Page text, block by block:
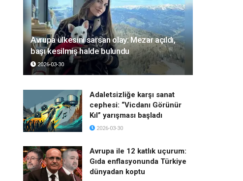
Avrupa ülkesini sarsan olay: Mezar açıldı,
başı kesilmiş halde bulundu
2026-03-30
Adaletsizliğe karşı sanat
cephesi: “Vicdanı Görünür
Kıl” yarışması başladı
2026-03-30
Avrupa ile 12 katlık uçurum:
Gıda enflasyonunda Türkiye
dünyadan koptu